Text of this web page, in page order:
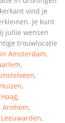
vind je
Je kunt
jullie wensen
trouwlocatie
Amsterdam,
,
,
,
,
Arnhem,
,